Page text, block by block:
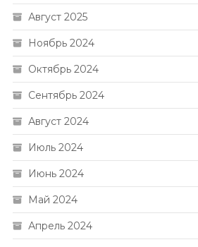
Август 2025
Ноябрь 2024
Октябрь 2024
Сентябрь 2024
Август 2024
Июль 2024
Июнь 2024
Май 2024
Апрель 2024